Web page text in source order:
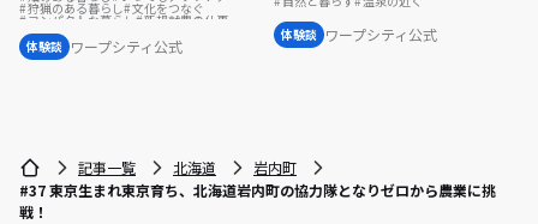
狩猟のある暮らし 文化をつなぐ
コンパクトな暮らし 新規就農の仕事
自然と暮らす
地域おこし協力隊 歴史をつむぐ
遊び場が近い 酪農の仕事 温泉の近く
体験談 ワープシティ公式
体験談 ワープシティ公式
記事一覧 北海道
岩内町
#37 東京生まれ東京育ち、北海道岩内町の協力隊となりゼロから農業に挑
戦！